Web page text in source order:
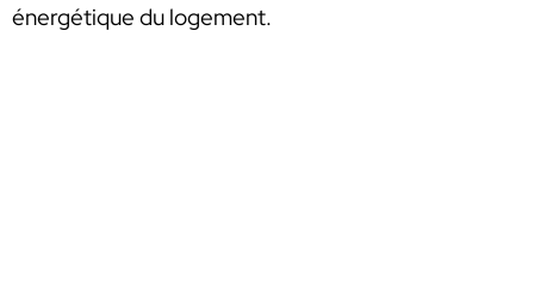
énergétique du logement.